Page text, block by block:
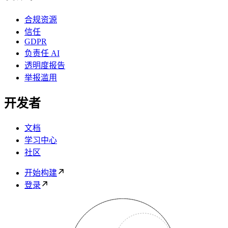
合规资源
信任
GDPR
负责任 AI
透明度报告
举报滥用
开发者
文档
学习中心
社区
开始构建
登录